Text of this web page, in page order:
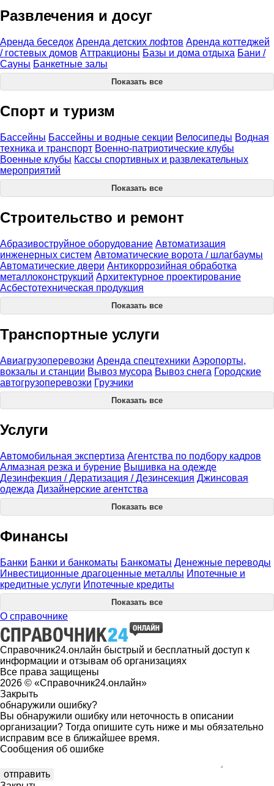
Развлечения и досуг
Аренда беседок Аренда детских лофтов Аренда коттеджей
/ гостевых домов Аттракционы Базы и дома отдыха Бани /
Сауны Банкетные залы
Показать все
Спорт и туризм
Бассейны Бассейны и водные секции Велосипеды Водная
техника и транспорт Военно-патриотические клубы
Военные клубы Кассы спортивных и развлекательных
мероприятий
Показать все
Строительство и ремонт
Абразивоструйное оборудование Автоматизация
инженерных систем Автоматические ворота / шлагбаумы
Автоматические двери Антикоррозийная обработка
металлоконструкций Архитектурное проектирование
Асбестотехническая продукция
Показать все
Транспортные услуги
Авиагрузоперевозки Аренда спецтехники Аэропорты,
вокзалы и станции Вывоз мусора Вывоз снега Городские
автогрузоперевозки Грузчики
Показать все
Услуги
Автомобильная экспертиза Агентства по подбору кадров
Алмазная резка и бурение Вышивка на одежде
Дезинфекция / Дератизация / Дезинсекция Джинсовая
одежда Дизайнерские агентства
Показать все
Финансы
Банки Банки и банкоматы Банкоматы Денежные переводы
Инвестиционные драгоценные металлы Ипотечные и
кредитные услуги Ипотечные кредиты
Показать все
О справочнике
Справочник24.онлайн быстрый и бесплатный доступ к
информации и отзывам об организациях
Все права защищены
2026 © «Справочник24.онлайн»
Закрыть
обнаружили ошибку?
Вы обнаружили ошибку или неточность в описании
организации? Тогда опишите суть ниже и мы обязательно
исправим все в ближайшее время.
Сообщения об ошибке